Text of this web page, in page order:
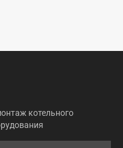
котельного